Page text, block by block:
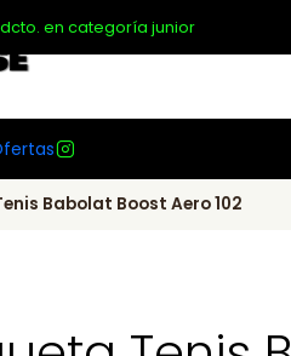
dcto. en categoría junior
Babolat Boost Aero 102